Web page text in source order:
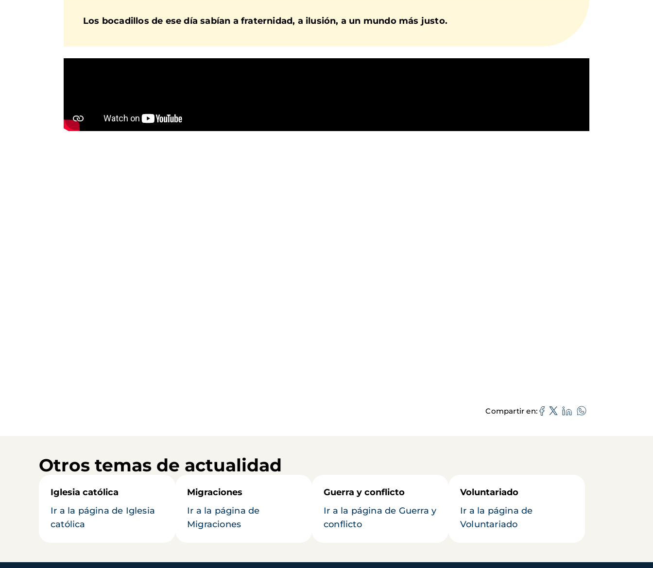
Los bocadillos de ese día sabían a fraternidad, a ilusión, a un mundo más justo.
Compartir en
Otros temas de actualidad
Iglesia católica
Ir a la página de Iglesia
católica
Migraciones
Ir a la página de
Migraciones
Guerra y conflicto
Ir a la página de Guerra y
conflicto
Voluntariado
Ir a la página de
Voluntariado